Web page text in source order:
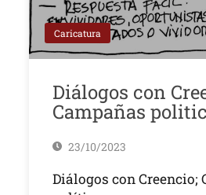
Caricatura
Diálogos con
Campañas
23/10/2023
Diálogos con Creencio;